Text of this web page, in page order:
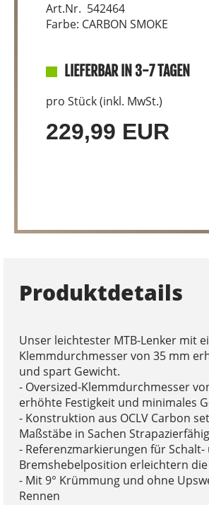
Art.Nr. 542464
Farbe: CARBON SMOKE
LIEFERBAR IN 3-7 TAGEN
pro Stück (inkl. MwSt.)
229,99 EUR
Produktdetails
Unser leichtester MTB-Lenker mit
Klemmdurchmesser von 35 mm
und spart Gewicht.
- Oversized-Klemmdurchmesser
erhöhte Festigkeit und minimales
- Konstruktion aus OCLV Carbon
Maßstäbe in Sachen
- Referenzmarkierungen für Schalt-
Bremshebelposition erleichtern
- Mit 9° Krümmung und ohne
Rennen